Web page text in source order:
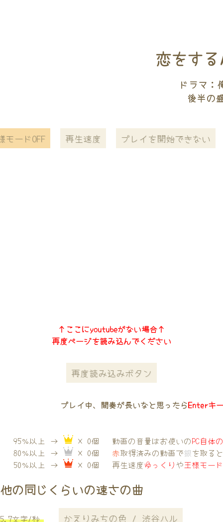
恋をす
ドラマ：
後半の
モードOFF 再生速度 プレイを開始できない
↑ここにyoutubeがない場合↑
再度ページを読み込んでください
再度読み込みボタン
プレイ中、間奏が長いなと思ったらEnterキ
95％以上 →
× 0個
80％以上 →
× 0個
50％以上 →
× 0個
動画の音量はお使いのPC自体
赤取得済みの動画で銀を取る
再生速度ゆっくりや王様モー
他の同じくらいの速さの曲
5.7文字/秒 かえりみちの色 / 渋谷ハル